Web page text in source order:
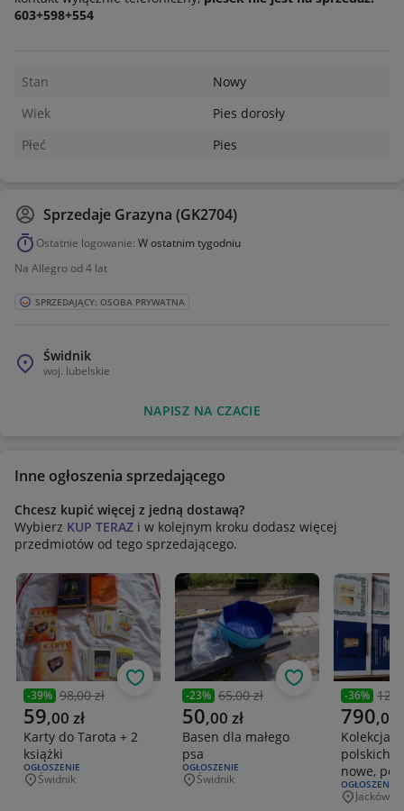
603+598+554
Stan
Nowy
Wiek
Pies dorosły
Płeć
Pies
Sprzedaje Grazyna (GK2704)
Ostatnie logowanie: W ostatnim tygodniu
Na Allegro od 4 lat
SPRZEDAJĄCY: OSOBA PRYWATNA
Świdnik
woj. lubelskie
NAPISZ NA CZACIE
Inne ogłoszenia sprzedającego
Chcesz kupić więcej z jedną dostawą?
Wybierz KUP TERAZ i w kolejnym kroku dodasz więcej
przedmiotów od tego sprzedającego.
Poprzednia cena
-39% 98,00 zł
Aktualna cena
59,00 zł
Karty do Tarota + 2
książki
RODZAJ OFERTY:
OGŁOSZENIE
Miejscowość
Świdnik
Obserwuj
Poprzednia cena
-23% 65,00 zł
Aktualna cena
50,00 zł
Basen dla małego
psa
RODZAJ OFERTY:
OGŁOSZENIE
Miejscowość
Świdnik
Obserwuj
-36%
Aktualna
790,00
Kolekcja
polskich
nowe,
RODZAJ
OGŁOSZENIE
Jacków